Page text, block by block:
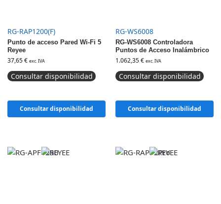
RG-RAP1200(F)
Punto de acceso Pared Wi-Fi 5
Reyee
37,65€ exc. IVA
Consultar disponibilidad
Consultar disponibilidad
RG-WS6008
RG-WS6008 Controladora
Puntos de Acceso Inalámbrico
1.062,35€ exc. IVA
Consultar disponibilidad
Consultar disponibilidad